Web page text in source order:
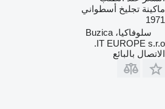
ماكينة تجليخ أسطواني
1971
سلوفاكيا، Buzica
IT EUROPE s.r.o.
الاتصال بالبائع